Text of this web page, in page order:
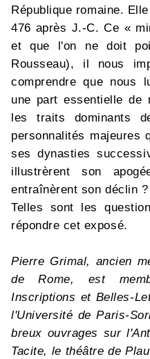
République romaine.
476 après J.-C. Ce «
et que l'on ne doit
Rousseau), il nous
comprendre que nous
une part essentielle de
les traits dominants
personnalités majeures
ses dynasties
illustrèrent son
entraînèrent son déclin ?
Telles sont les
répondre cet exposé.
Pierre Grimal, ancien
de Rome, est
Inscriptions et Belles-
l'Université de Paris-
breux ouvrages sur
Tacite, le théâtre de